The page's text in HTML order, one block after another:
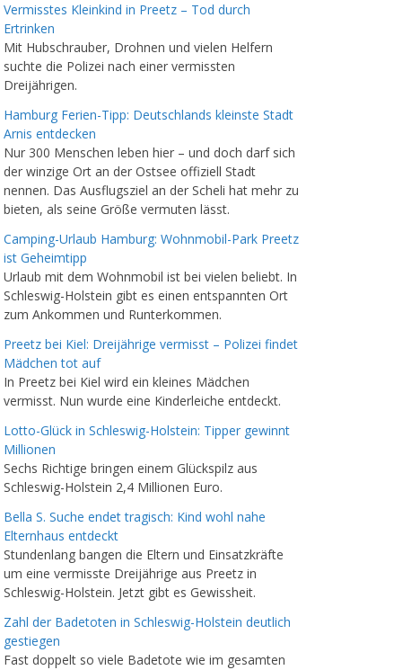
Vermisstes Kleinkind in Preetz – Tod durch
Ertrinken
Mit Hubschrauber, Drohnen und vielen Helfern
suchte die Polizei nach einer vermissten
Dreijährigen.
Hamburg Ferien-Tipp: Deutschlands kleinste Stadt
Arnis entdecken
Nur 300 Menschen leben hier – und doch darf sich
der winzige Ort an der Ostsee offiziell Stadt
nennen. Das Ausflugsziel an der Scheli hat mehr zu
bieten, als seine Größe vermuten lässt.
Camping-Urlaub Hamburg: Wohnmobil-Park Preetz
ist Geheimtipp
Urlaub mit dem Wohnmobil ist bei vielen beliebt. In
Schleswig-Holstein gibt es einen entspannten Ort
zum Ankommen und Runterkommen.
Preetz bei Kiel: Dreijährige vermisst – Polizei findet
Mädchen tot auf
In Preetz bei Kiel wird ein kleines Mädchen
vermisst. Nun wurde eine Kinderleiche entdeckt.
Lotto-Glück in Schleswig-Holstein: Tipper gewinnt
Millionen
Sechs Richtige bringen einem Glückspilz aus
Schleswig-Holstein 2,4 Millionen Euro.
Bella S. Suche endet tragisch: Kind wohl nahe
Elternhaus entdeckt
Stundenlang bangen die Eltern und Einsatzkräfte
um eine vermisste Dreijährige aus Preetz in
Schleswig-Holstein. Jetzt gibt es Gewissheit.
Zahl der Badetoten in Schleswig-Holstein deutlich
gestiegen
Fast doppelt so viele Badetote wie im gesamten